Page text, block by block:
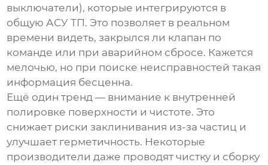
выключатели), которые интегрируются в
общую АСУ ТП. Это позволяет в реальном
времени видеть, закрылся ли клапан по
команде или при аварийном сбросе. Кажется
мелочью, но при поиске неисправностей такая
информация бесценна.
Ещё один тренд — внимание к внутренней
полировке поверхности и чистоте. Это
снижает риски заклинивания из-за частиц и
улучшает герметичность. Некоторые
производители даже проводят чистку и сборку